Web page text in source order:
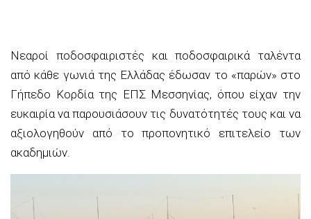
Νεαροί ποδοσφαιριστές και ποδοσφαιρικά ταλέντα
από κάθε γωνιά της Ελλάδας έδωσαν το «παρών» στο
Γήπεδο Κορδία της ΕΠΣ Μεσσηνίας, όπου είχαν την
ευκαιρία να παρουσιάσουν τις δυνατότητές τους και να
αξιολογηθούν από το προπονητικό επιτελείο των
ακαδημιών.